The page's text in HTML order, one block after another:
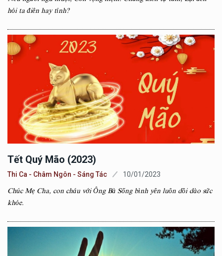
hỏi ta điên hay tỉnh?
Tết Quý Mão (2023)
Thi Ca - Châm Ngôn - Sáng Tác 10/01/2023
Chúc Mẹ Cha, con cháu với Ông Bà Sống bình yên luôn dồi dào sức
khỏe.